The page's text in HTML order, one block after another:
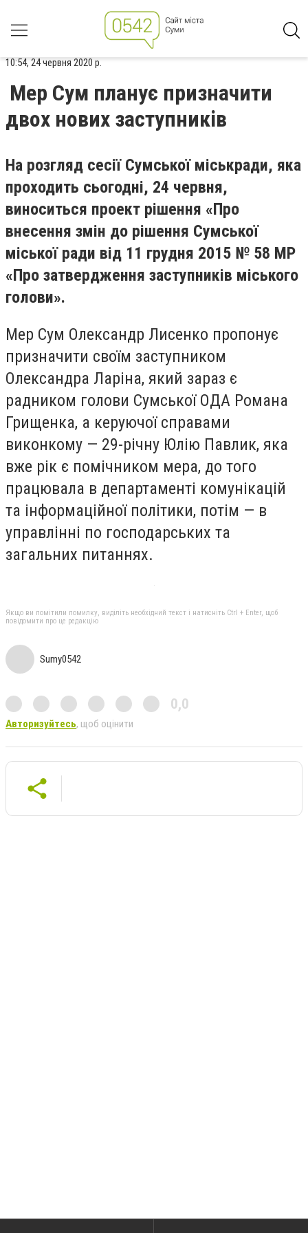
10:54, 24 червня 2020 р.
Мер Сум планує призначити
двох нових заступників
На розгляд сесії Сумської міськради, яка
проходить сьогодні, 24 червня,
виноситься проект рішення «Про
внесення змін до рішення Сумської
міської ради від 11 грудня 2015 № 58 МР
«Про затвердження заступників міського
голови».
Мер Сум Олександр Лисенко пропонує
призначити своїм заступником
Олександра Ларіна, який зараз є
радником голови Сумської ОДА Романа
Грищенка, а керуючої справами
виконкому — 29-річну Юлію Павлик, яка
вже рік є помічником мера, до того
працювала в департаменті комунікацій
та інформаційної політики, потім — в
управлінні по господарських та
загальних питаннях.
Якщо ви помітили помилку, виділіть необхідний текст і натисніть Ctrl + Enter, щоб
повідомити про це редакцію
Sumy0542
0,0
Авторизуйтесь, щоб оцінити